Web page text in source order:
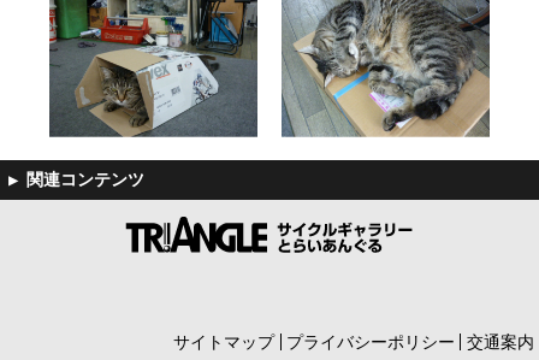
サイトマップ プライバシーポリシー
交通案内